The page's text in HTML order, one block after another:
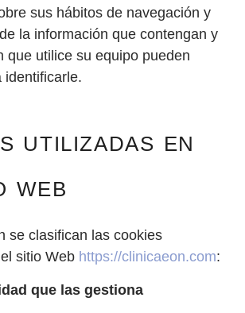
sus hábitos de navegación y
la información que contengan y
que utilice su equipo pueden
identificarle.
UTILIZADAS EN
WEB
se clasifican las cookies
sitio Web https://clinicaeon.com:
que las gestiona